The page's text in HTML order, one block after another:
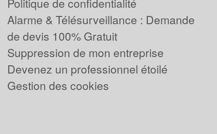
Alarme & Télésurveillance : Demande
de devis 100% Gratuit
Suppression de mon entreprise
Devenez un professionnel étoilé
Gestion des cookies